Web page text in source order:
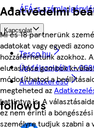
Adatvédelmi
Mi és 18 partnerünk
adatokat vagy egyedi
hozzáférhetünk azokhoz.
elutasítása gombok
módosíthatod a
megteheted az
kattintva is. A
ez nem érinti a
személyre tudjuk szabni a
ÁFÁ-s számla
Kapcsolat
Tesco.hu
Ügyfélszolgálat -
Áruházkereső
followUs